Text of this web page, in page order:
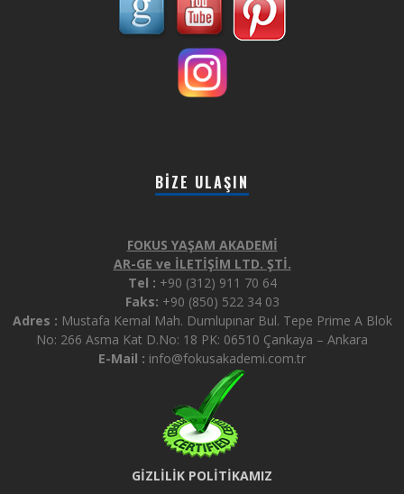
BIZE ULAŞIN
FOKUS YAŞAM AKADEMİ
AR-GE ve İLETİŞİM LTD. ŞTİ.
Tel : +90 (312) 911 70 64
Faks: +90 (850) 522 34 03
Adres : Mustafa Kemal Mah. Dumlupınar Bul. Tepe Prime A Blok
No: 266 Asma Kat D.No: 18 PK: 06510 Çankaya – Ankara
E-Mail : info@fokusakademi.com.tr
GİZLİLİK POLİTİKAMIZ